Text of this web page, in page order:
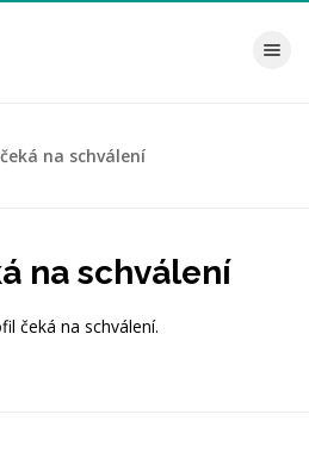
Toggle
na schválení
na schválení
čeká na schválení.